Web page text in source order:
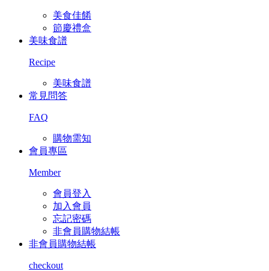
美食佳餚
節慶禮盒
美味食譜
Recipe
美味食譜
常見問答
FAQ
購物需知
會員專區
Member
會員登入
加入會員
忘記密碼
非會員購物結帳
非會員購物結帳
checkout